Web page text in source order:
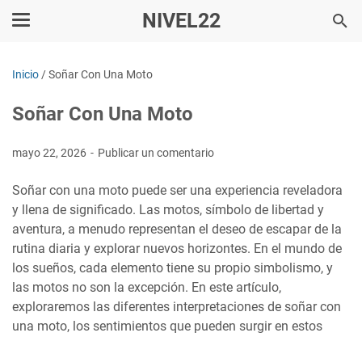
NIVEL22
Inicio /Soñar Con Una Moto
Soñar Con Una Moto
mayo 22, 2026 Publicar un comentario
Soñar con una moto puede ser una experiencia reveladora
y llena de significado. Las motos, símbolo de libertad y
aventura, a menudo representan el deseo de escapar de la
rutina diaria y explorar nuevos horizontes. En el mundo de
los sueños, cada elemento tiene su propio simbolismo, y
las motos no son la excepción. En este artículo,
exploraremos las diferentes interpretaciones de soñar con
una moto, los sentimientos que pueden surgir en estos